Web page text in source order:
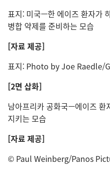
표지: 미국—한 에이즈 환자가
병합 약제를 준비하는 모습
[자료 제공]
표지: Photo by Joe Raedle/
[2면 삽화]
남아프리카 공화국—에이즈 환
지키는 모습
[자료 제공]
© Paul Weinberg/Panos